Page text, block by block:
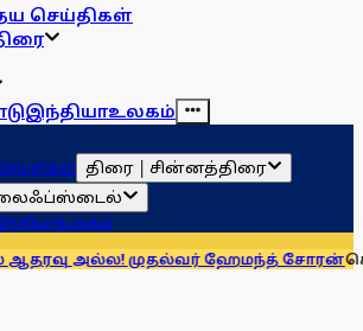
செய்திகள்
இந்தியாஉலகம்
திரை | சின்னத்திரை
உலகம்
முதல்வர் ஹேமந்த் சோரன்சென்னை